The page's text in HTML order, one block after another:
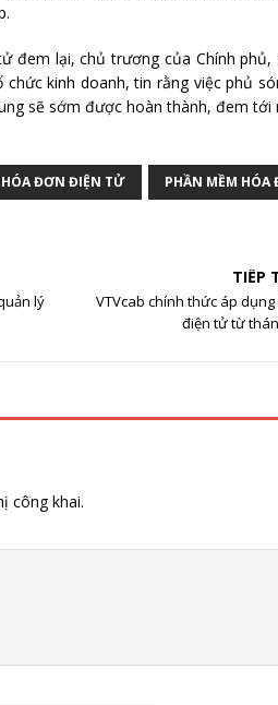
đem lại, chủ trương của Chính
kinh doanh, tin rằng việc phủ
sẽ sớm được hoàn thành, đem
HÓA ĐƠN ĐIỆN TỬ PHẦN MỀM
lý
TIẾP
VTVcab chính thức áp
điện tử từ
công khai.